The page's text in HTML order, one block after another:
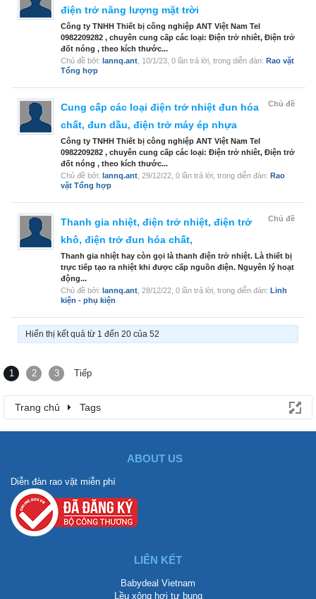
điện trở năng lượng mặt trời
Công ty TNHH Thiết bị công nghiệp ANT Việt Nam Tel
0982209282 , chuyên cung cấp các loại: Điện trở nhiêt, Điện trở
đốt nóng , theo kích thước...
Chủ đề bởi: lannq.ant 10/1/23 , 0 lần trả lời, trong diễn đàn: Rao vặt
Tổng hợp
Chủ đề
Cung cấp các loại điện trở nhiệt đun hóa
chất, đun dầu, điện trở máy ép nhựa
Công ty TNHH Thiết bị công nghiệp ANT Việt Nam Tel
0982209282 , chuyên cung cấp các loại: Điện trở nhiêt, Điện trở
đốt nóng , theo kích thước...
Chủ đề bởi: lannq.ant 29/12/22 , 0 lần trả lời, trong diễn đàn: Rao
vặt Tổng hợp
Chủ đề
Thanh gia nhiệt, điện trở nhiệt, điện trở
khô, điện trở đun hóa chất,
Thanh gia nhiệt hay còn gọi là thanh điện trở nhiệt. Là thiết bị
trực tiếp tạo ra nhiệt khi được cấp nguồn điện. Nguyên lý hoạt
động...
Chủ đề bởi: lannq.ant 28/12/22 , 0 lần trả lời, trong diễn đàn: Linh
kiện - phụ kiện
Hiển thị kết quả từ 1 đến 20 của 52
1 2 3 Tiếp
Trang chủ Tags
ABOUT US
Diễn đàn rao vặt miễn phí
LIÊN KẾT
Babydeal Vietnam
Lều xông hơi tự bung